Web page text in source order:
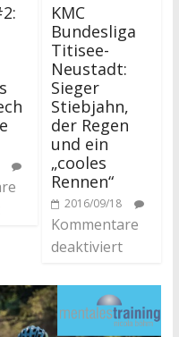
KMC
Bundesliga
Titisee-
Neustadt:
Sieger
Stiebjahn,
der Regen
und ein
„cooles
Rennen“
2016/09/18
Kommentare
deaktiviert